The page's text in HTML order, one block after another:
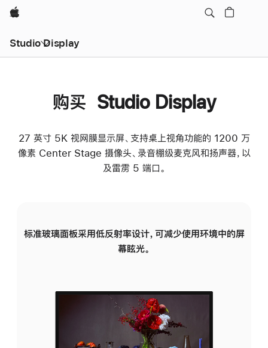
Apple
Studio Display
购买 Studio Display
27 英寸 5K 视网膜显示屏、支持桌上视角功能的 1200 万
像素 Center Stage 摄像头、录音棚级麦克风和扬声器，以
及雷雳 5 端口。
标准玻璃面板采用低反射率设计，可减少使用环境中的屏
幕眩光。